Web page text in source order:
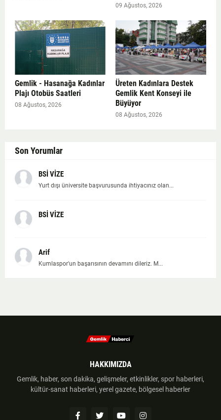
09 Ağustos, 2026
Gemlik - Hasanağa Kadınlar
Plajı Otobüs Saatleri
08 Ağustos, 2026
Üreten Kadınlara Destek
Gemlik Kent Konseyi ile
Büyüyor
08 Ağustos, 2026
Son Yorumlar
BSİ VİZE
Yurt dışı üniversite başvurusunda ihtiyacınız olan...
BSİ VİZE
Arif
Kumlaspor'un başarısının devamını dileriz. M...
HAKKIMIZDA
Gemlik, haber, son dakika, gelişmeler, etkinlikler, spor haberleri,
kültür-sanat haberleri, yerel gazete, bölgesel haberler